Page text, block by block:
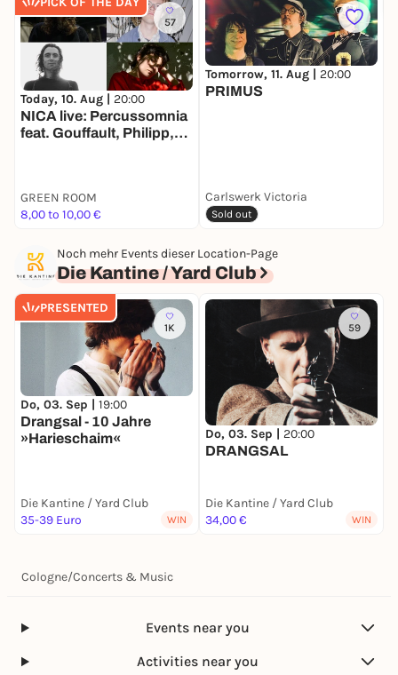
sondern direkt wieder ins Studio, um weiter an
einem neuen Album zu arbeiten. -
57
Today, 10. Aug | 20:00
NICA live: Percussomnia
feat. Gouffault, Philipp,
GREEN ROOM
8,00 to 10,00 €
Tomorrow, 11. Aug | 20:00
PRIMUS
Carlswerk Victoria
Sold out
Noch mehr Events dieser Location-Page
Die Kantine / Yard Club
PRESENTED
1K
Do, 03. Sep | 19:00
Drangsal - 10 Jahre
»Harieschaim«
Die Kantine / Yard Club
35-39 Euro
WIN
59
Do, 03. Sep | 20:00
DRANGSAL
Die Kantine / Yard Club
34,00 €
WIN
Cologne/Concerts & Music
Events near you
Activities near you